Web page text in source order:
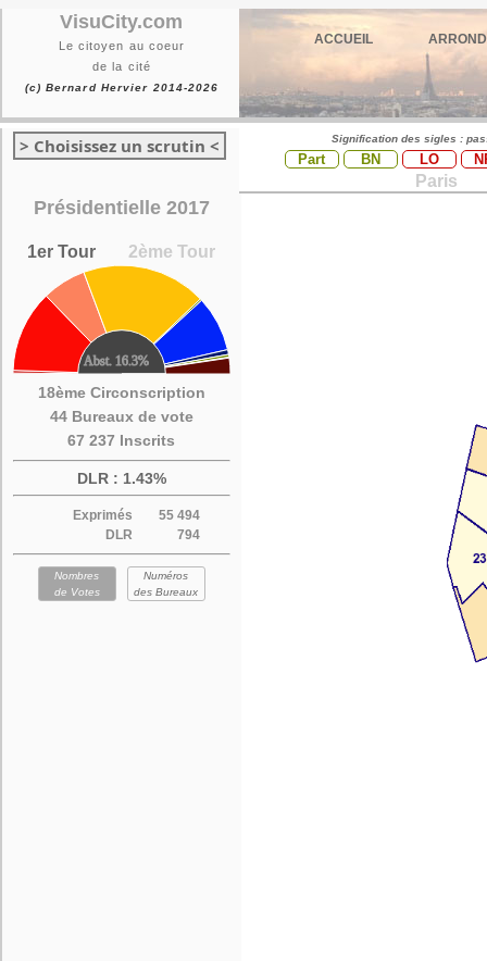
VisuCity.com
Le citoyen au coeur
de la cité
(c) Bernard Hervier 2014-2026
ACCUEIL
> Choisissez un scrutin <
Présidentielle 2017
1er Tour 2ème Tour
18ème Circonscription
44 Bureaux de vote
67 237 Inscrits
DLR : 1.43%
Exprimés
55 494
DLR
794
Nombres
de Votes
Numéros
des Bureaux
Signification des sigles :
Part BN LO
Paris